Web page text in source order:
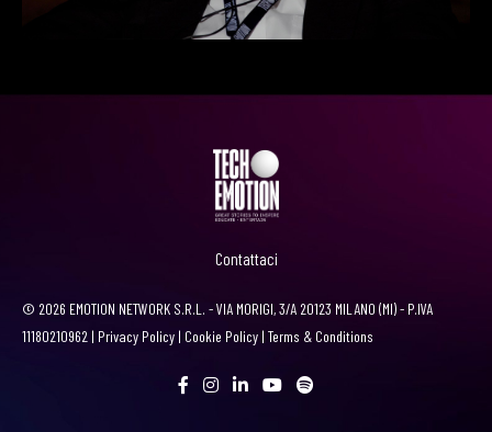
Contattaci
© 2026 EMOTION NETWORK S.R.L. - VIA MORIGI, 3/A 20123 MILANO (MI) - P.IVA
11180210962 | Privacy Policy | Cookie Policy | Terms & Conditions